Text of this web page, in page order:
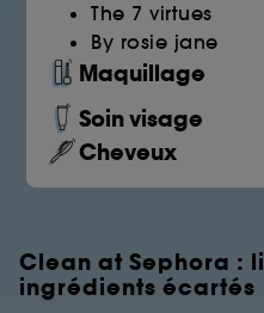
The 7 virtues
By rosie jane
Maquillage
Soin visage
Cheveux
Clean at Sephora :
ingrédients écartés